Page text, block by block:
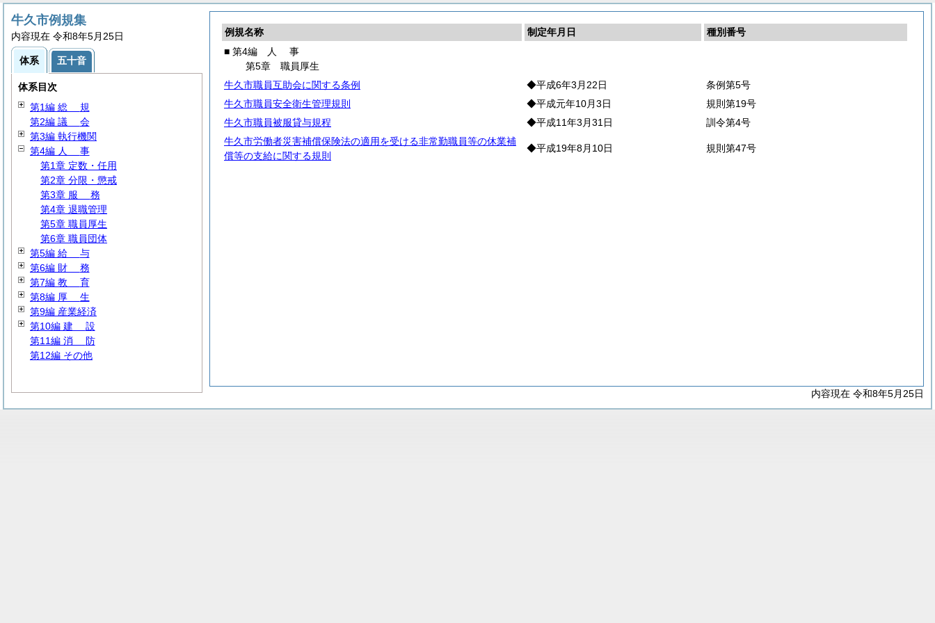
例規名称 制定年月日
種別番号
■ 第4編
人 事
第5章 職員厚生
牛久市職員互助会に関する条例
◆平成6年3月22日
条例第5号
牛久市職員安全衛生管理規則
◆平成元年10月3日
規則第19号
牛久市職員被服貸与規程
◆平成11年3月31日
訓令第4号
牛久市労働者災害補償保険法の適用を受ける非常勤職員等の休業補
償等の支給に関する規則
◆平成19年8月10日 規則第47号
内容現在 令和8年5月25日
牛久市例規集
内容現在 令和8年5月25日
体系 五十音
体系目次
第1編 総 規
第2編 議 会
第3編 執行機関
第4編 人 事
第1章 定数・任用
第2章 分限・懲戒
第3章 服 務
第4章 退職管理
第5章 職員厚生
第6章 職員団体
第5編 給 与
第6編 財 務
第7編 教 育
第8編 厚 生
第9編 産業経済
第10編 建 設
第11編 消 防
第12編 その他